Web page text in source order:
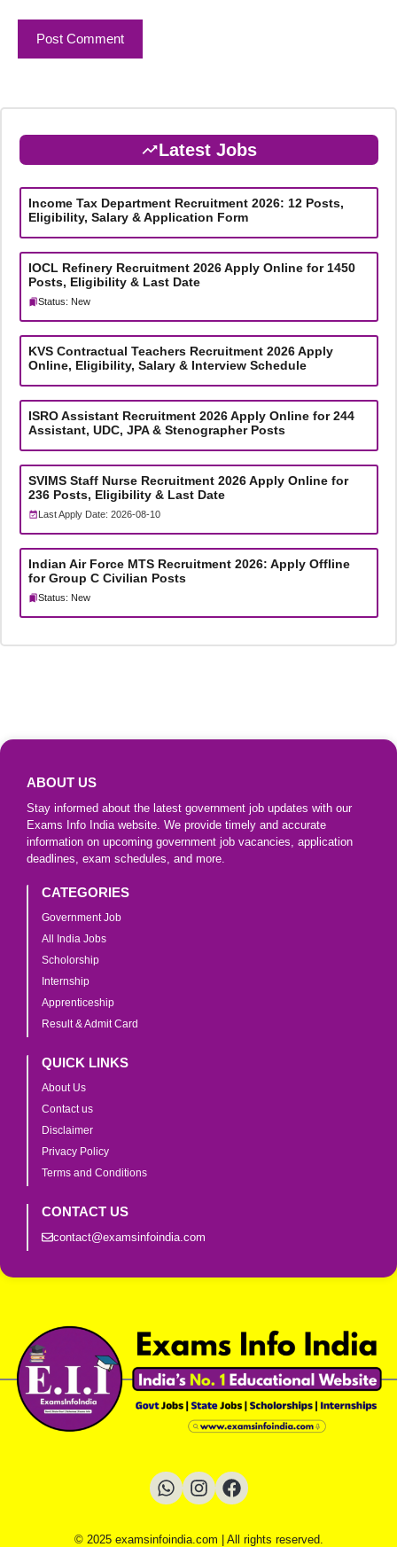
Latest Jobs
Income Tax Department Recruitment 2026: 12 Posts,
Eligibility, Salary & Application Form
IOCL Refinery Recruitment 2026 Apply Online for 1450
Posts, Eligibility & Last Date
Status: New
KVS Contractual Teachers Recruitment 2026 Apply
Online, Eligibility, Salary & Interview Schedule
ISRO Assistant Recruitment 2026 Apply Online for 244
Assistant, UDC, JPA & Stenographer Posts
SVIMS Staff Nurse Recruitment 2026 Apply Online for
236 Posts, Eligibility & Last Date
Last Apply Date: 2026-08-10
Indian Air Force MTS Recruitment 2026: Apply Offline
for Group C Civilian Posts
Status: New
ABOUT US
Stay informed about the latest government job updates with our
Exams Info India website. We provide timely and accurate
information on upcoming government job vacancies, application
deadlines, exam schedules, and more.
CATEGORIES
Government Job
All India Jobs
Scholorship
Internship
Apprenticeship
Result & Admit Card
QUICK LINKS
About Us
Contact us
Disclaimer
Privacy Policy
Terms and Conditions
CONTACT US
contact@examsinfoindia.com
© 2025 examsinfoindia.com | All rights reserved.